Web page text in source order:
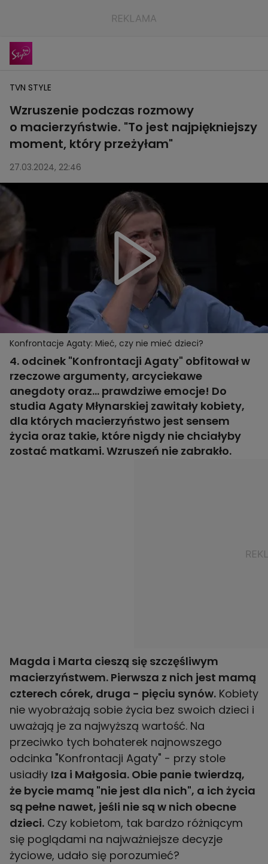
TVN STYLE
Wzruszenie podczas rozmowy
o macierzyństwie. "To jest najpiękniejszy
moment, który przeżyłam"
27.03.2024, 22:46
Konfrontacje Agaty: Mieć, czy nie mieć dzieci?
4. odcinek "Konfrontacji Agaty" obfitował w
rzeczowe argumenty, arcyciekawe
anegdoty oraz... prawdziwe emocje! Do
studia Agaty Młynarskiej zawitały kobiety,
dla których macierzyństwo jest sensem
życia oraz takie, które nigdy nie chciałyby
zostać matkami. Wzruszeń nie zabrakło.
Magda i Marta cieszą się szczęśliwym
macierzyństwem. Pierwsza z nich jest mamą
czterech córek, druga - pięciu synów. Kobiety
nie wyobrażają sobie życia bez swoich dzieci i
uważają je za najwyższą wartość. Na
przeciwko tych bohaterek najnowszego
odcinka "Konfrontacji Agaty" - przy stole
usiadły Iza i Małgosia. Obie panie twierdzą,
że bycie mamą "nie jest dla nich", a ich życia
są pełne nawet, jeśli nie są w nich obecne
dzieci. Czy kobietom, tak bardzo różniącym
się poglądami na najważniejsze decyzje
życiowe, udało się porozumieć?